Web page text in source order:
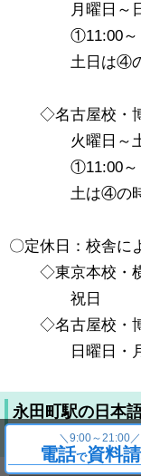
月曜日～日
①11:00～
土日は④の時
◇名古屋校・
火曜日～土
①11:00～
土は④の時
〇定休日：校舎に
◇東京本校・横
祝日
◇名古屋校・
日曜日・月
永田町駅の日本
＼ 9:00～21:00／
電話で資料